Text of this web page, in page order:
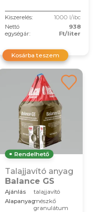
Kiszerelés:
1000 l/ibc
Nettó
egységár:
938
Ft/liter
Kosárba teszem
Rendelhető
Talajjavító anyag
Balance GS
Ajánlás
talajjavító
Alapanyagmészkő
granulátum